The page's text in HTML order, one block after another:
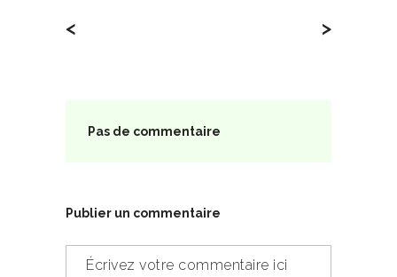
< >
Pas de commentaire
Publier un commentaire